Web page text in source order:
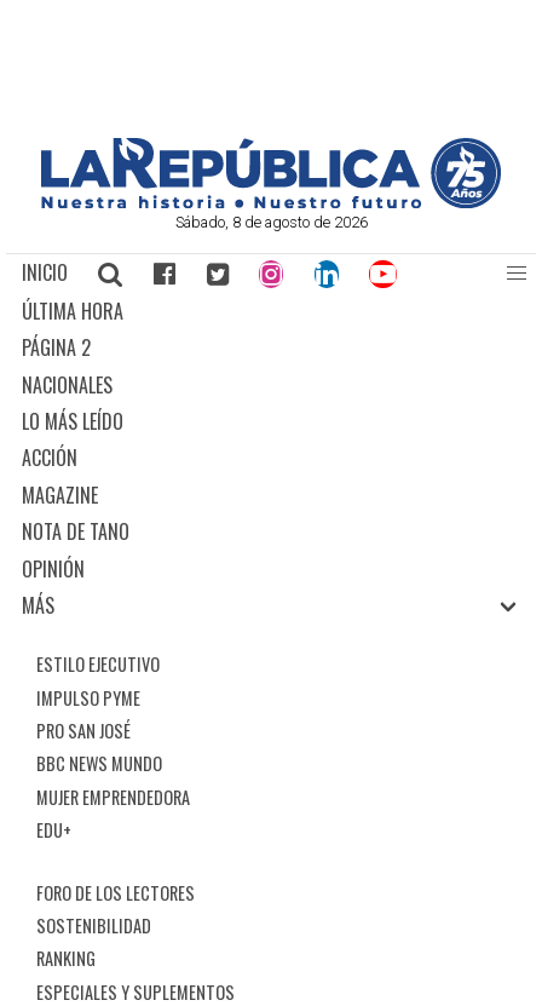
Sábado, 8 de agosto de 2026
INICIO
ÚLTIMA HORA
PÁGINA 2
NACIONALES
LO MÁS LEÍDO
ACCIÓN
MAGAZINE
NOTA DE TANO
OPINIÓN
MÁS
ESTILO EJECUTIVO
IMPULSO PYME
PRO SAN JOSÉ
BBC NEWS MUNDO
MUJER EMPRENDEDORA
EDU+
FORO DE LOS LECTORES
SOSTENIBILIDAD
RANKING
ESPECIALES Y SUPLEMENTOS